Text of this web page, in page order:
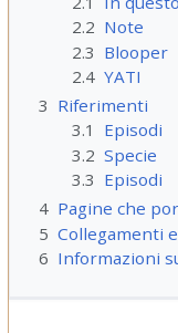
2.2 Note
2.3 Blooper
2.4 YATI
3 Riferimenti
3.1
Episodi
3.2 Specie
3.3 Episodi
4 Pagine che
5 Collegamenti
6 Informazioni